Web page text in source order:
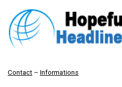
Contact – Informations